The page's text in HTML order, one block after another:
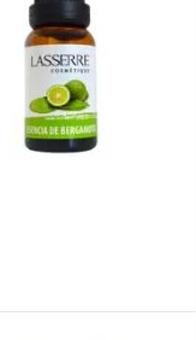
Vista Previa